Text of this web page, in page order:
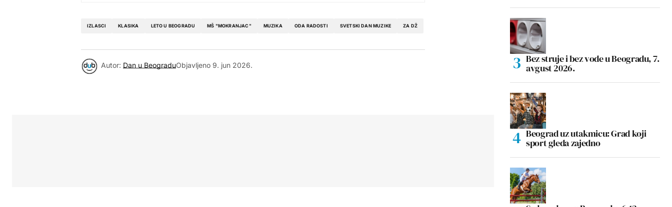
IZLASCI KLASIKA LETO U BEOGRADU MŠ "MOKRANJAC" MUZIKA ODA RADOSTI SVETSKI DAN MUZIKE ZA DŽ
Autor: Dan u BeograduObjavljeno 9. jun 2026.
Bez struje i bez vode u Beogradu, 7.
avgust 2026.
Beograd uz utakmicu: Grad koji
sport gleda zajedno